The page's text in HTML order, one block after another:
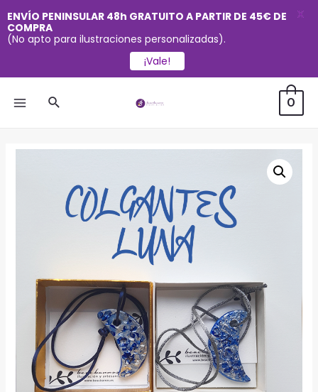
Buscar 0
ENVÍO PENINSULAR 48h GRATUITO A PARTIR DE 45€ DE
COMPRA
(No apto para ilustraciones personalizadas).
¡Vale!
X